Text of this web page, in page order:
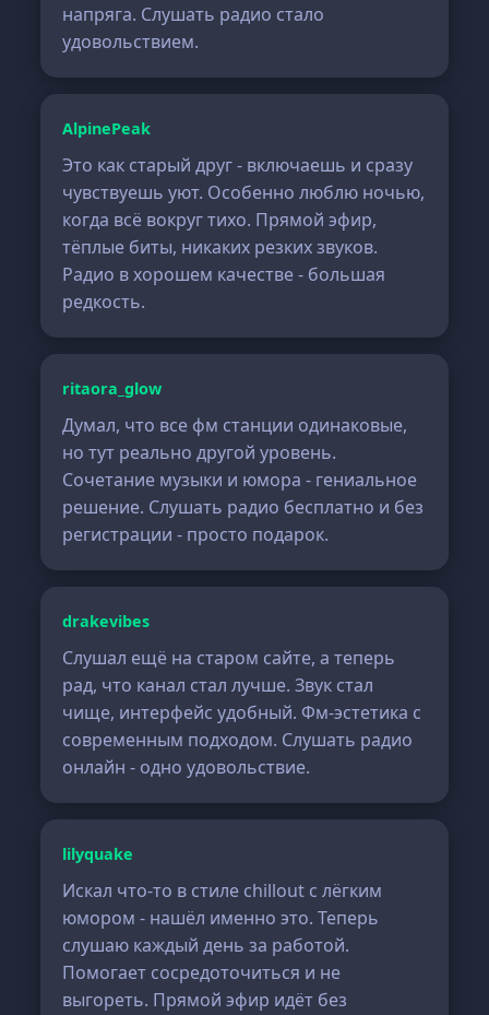
напряга. Слушать радио стало
удовольствием.
AlpinePeak
Это как старый друг - включаешь и сразу
чувствуешь уют. Особенно люблю ночью,
когда всё вокруг тихо. Прямой эфир,
тёплые биты, никаких резких звуков.
Радио в хорошем качестве - большая
редкость.
ritaora_glow
Думал, что все фм станции одинаковые,
но тут реально другой уровень.
Сочетание музыки и юмора - гениальное
решение. Слушать радио бесплатно и без
регистрации - просто подарок.
drakevibes
Слушал ещё на старом сайте, а теперь
рад, что канал стал лучше. Звук стал
чище, интерфейс удобный. Фм-эстетика с
современным подходом. Слушать радио
онлайн - одно удовольствие.
lilyquake
Искал что-то в стиле chillout с лёгким
юмором - нашёл именно это. Теперь
слушаю каждый день за работой.
Помогает сосредоточиться и не
выгореть. Прямой эфир идёт без